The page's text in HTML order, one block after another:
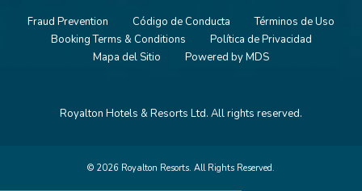
Fraud Prevention Código de Conducta
Términos de Uso
Booking Terms & Conditions
Política de Privacidad
Mapa del Sitio
Powered by MDS
Royalton Hotels & Resorts Ltd. All rights reserved.
© 2026 Royalton Resorts. All Rights Reserved.